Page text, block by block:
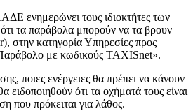
ενημερώνει τους ιδιοκτήτες των
τα παράβολα μπορούν να τα βρουν
στην κατηγορία Υπηρεσίες προς
με κωδικούς TAXISnet».
ποιες ενέργειες θα πρέπει να κάνουν
ειδοποιηθούν ότι τα οχήματά τους είναι
που πρόκειται για λάθος.